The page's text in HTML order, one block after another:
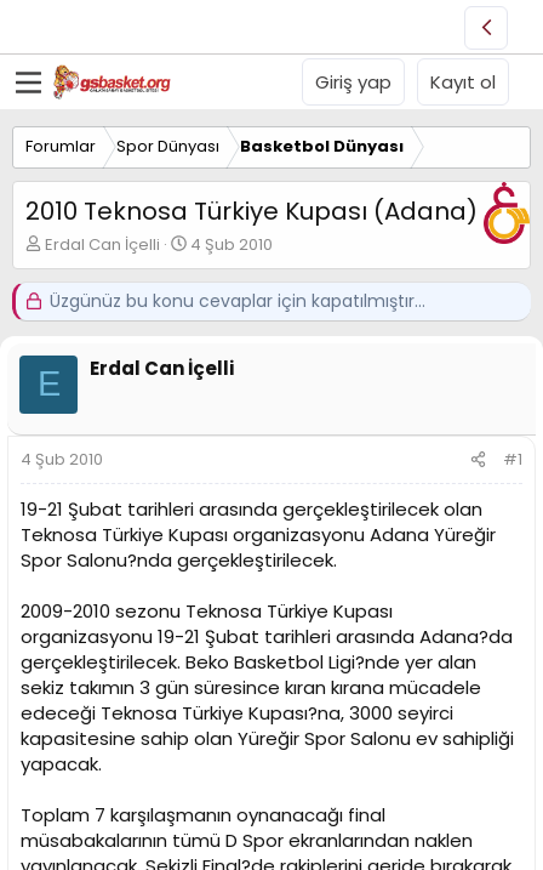
Giriş yap Kayıt ol
Forumlar Spor Dünyası Basketbol Dünyası
2010 Teknosa Türkiye Kupası (Adana)
K
o
n
u
u
B
a
ş
l
a
t
a
n
Erdal Can İçelli
B
a
ş
l
n
g
t
r
i
h
i
4 Şub 2010
Üzgünüz bu konu cevaplar için kapatılmıştır...
E Erdal Can İçelli
4 Şub 2010 #1
19-21 Şubat tarihleri arasında gerçekleştirilecek olan
Teknosa Türkiye Kupası organizasyonu Adana Yüreğir
Spor Salonu?nda gerçekleştirilecek.
2009-2010 sezonu Teknosa Türkiye Kupası
organizasyonu 19-21 Şubat tarihleri arasında Adana?da
gerçekleştirilecek. Beko Basketbol Ligi?nde yer alan
sekiz takımın 3 gün süresince kıran kırana mücadele
edeceği Teknosa Türkiye Kupası?na, 3000 seyirci
kapasitesine sahip olan Yüreğir Spor Salonu ev sahipliği
yapacak.
Toplam 7 karşılaşmanın oynanacağı final
müsabakalarının tümü D Spor ekranlarından naklen